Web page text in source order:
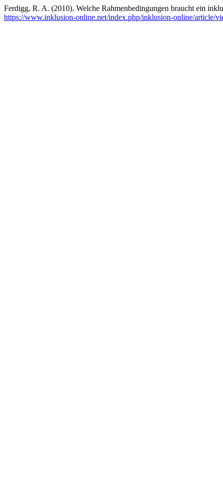
Ferdigg, R. A. (2010). Welche Rahmenbedingungen braucht ein
https://www.inklusion-online.net/index.php/inklusion-online/article/